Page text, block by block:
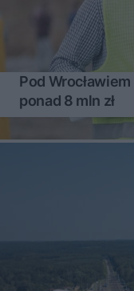
Pod
ponad 8 mln zł